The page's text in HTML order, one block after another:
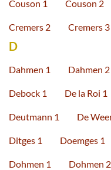
Couson 1 Couson 2
Cremers 2 Cremers 3
D
Dahmen 1 Dahmen 2
Debock 1 De la Roi 1
Deutmann 1 De
Ditges 1 Doemges 1
Dohmen 1 Dohmen 2